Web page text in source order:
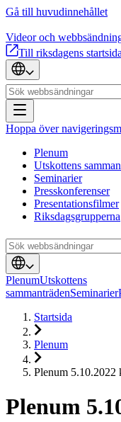
Gå till huvudinnehållet
Videor och
Till riksdagens startsida
Hoppa över
Plenum
Utskottens
Seminarier
Presskonferenser
Presentationsfilmer
Riksdagsgrupperna
PlenumUtskottens
sammanträdenSeminarier
Startsida
Plenum
Plenum 5.10.2022
Plenum